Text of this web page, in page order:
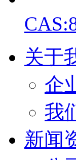
关于
企
我
新闻